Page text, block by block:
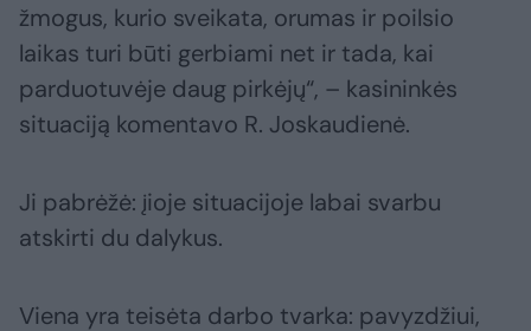
žmogus, kurio sveikata, orumas ir poilsio
laikas turi būti gerbiami net ir tada, kai
parduotuvėje daug pirkėjų“, – kasininkės
situaciją komentavo R. Joskaudienė.
Ji pabrėžė: įioje situacijoje labai svarbu
atskirti du dalykus.
Viena yra teisėta darbo tvarka: pavyzdžiui,